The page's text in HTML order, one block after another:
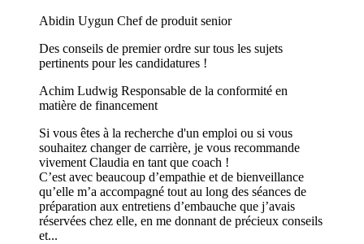
Abidin Uygun Chef de produit senior
Des conseils de premier ordre sur tous les sujets
pertinents pour les candidatures !
Achim Ludwig Responsable de la conformité en
matière de financement
Si vous êtes à la recherche d'un emploi ou si vous
souhaitez changer de carrière, je vous recommande
vivement Claudia en tant que coach !
C’est avec beaucoup d’empathie et de bienveillance
qu’elle m’a accompagné tout au long des séances de
préparation aux entretiens d’embauche que j’avais
réservées chez elle, en me donnant de précieux conseils
et...